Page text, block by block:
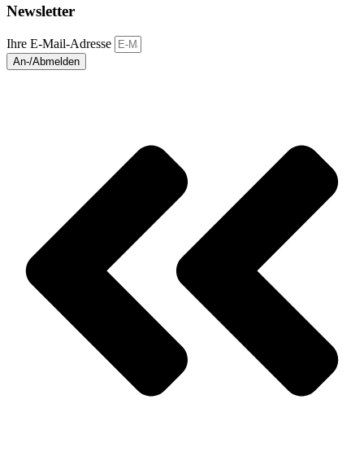
Newsletter
Ihre E-Mail-Adresse
An-/Abmelden